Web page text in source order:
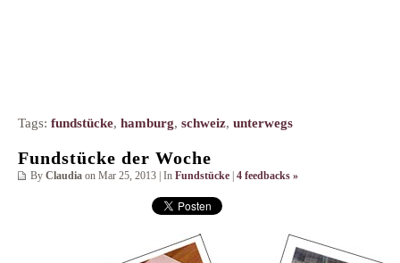
Tags: fundstücke, hamburg, schweiz, unterwegs
Fundstücke der Woche
By Claudia on Mar 25, 2013 | In Fundstücke | 4 feedbacks »